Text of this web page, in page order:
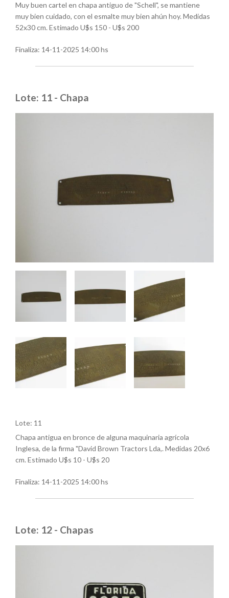
Muy buen cartel en chapa antiguo de "Schell", se mantiene
muy bien cuidado, con el esmalte muy bien ahún hoy. Medidas
52x30 cm. Estimado U$s 150 - U$s 200
Finaliza: 14-11-2025 14:00 hs
Lote: 11 - Chapa
Lote: 11
Chapa antigua en bronce de alguna maquinaria agrícola
Inglesa, de la firma "David Brown Tractors Lda,. Medidas 20x6
cm. Estimado U$s 10 - U$s 20
Finaliza: 14-11-2025 14:00 hs
Lote: 12 - Chapas